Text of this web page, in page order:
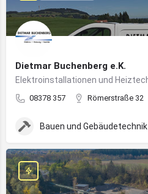
Dietmar Buchenberg e.K.
08378 357 Römerstraße 32
Bauen und Gebäudetechnik